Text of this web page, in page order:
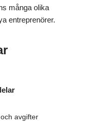
många olika
entreprenörer.
avgifter